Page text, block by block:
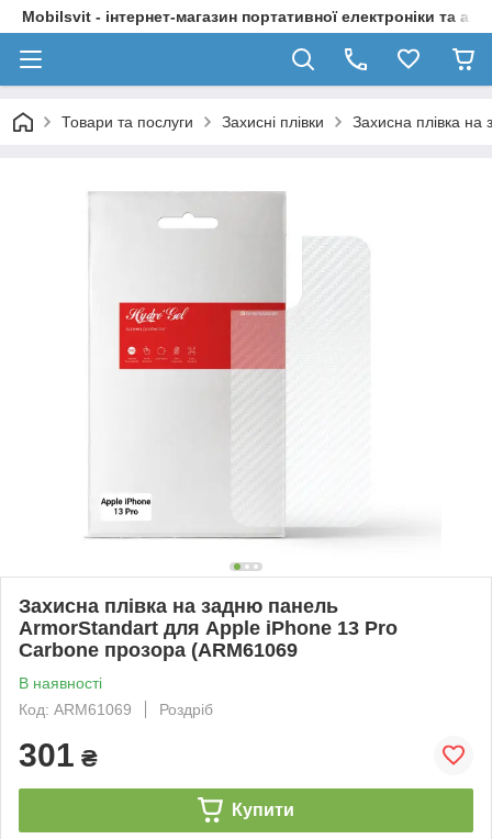
Mobilsvit - інтернет-магазин портативної електроніки та
Товари та послуги Захисні плівки Захисна плівка
Захисна плівка на задню панель
ArmorStandart для Apple iPhone 13 Pro
Carbone прозора (ARM61069
В наявності
Код: ARM61069
Роздріб
301 ₴
Купити